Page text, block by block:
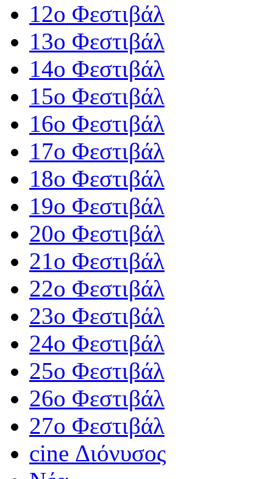
12o Φεστιβάλ
13ο Φεστιβάλ
14ο Φεστιβάλ
15ο Φεστιβάλ
16ο Φεστιβάλ
17ο Φεστιβάλ
18ο Φεστιβάλ
19ο Φεστιβάλ
20ο Φεστιβάλ
21ο Φεστιβάλ
22ο Φεστιβάλ
23ο Φεστιβάλ
24ο Φεστιβάλ
25ο Φεστιβάλ
26ο Φεστιβάλ
27ο Φεστιβάλ
cine Διόνυσος